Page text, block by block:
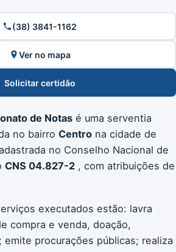
(38) 3841-1162
Ver no mapa
Solicitar certidão
de Notas é uma serventia
no bairro Centro na cidade de
no Conselho Nacional de
CNS 04.827-2 , com atribuições de
executados estão: lavra
compra e venda, doação,
procurações públicas; realiza